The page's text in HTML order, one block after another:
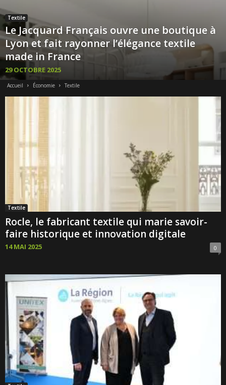
Textile
Le Jacquard Français ouvre une boutique à
Lyon et fait rayonner l’élégance textile
made in France
29 OCTOBRE 2025
Accueil Économie Textile
Textile
Rocle, le fabricant textile qui marie savoir-
faire historique et innovation digitale
14 MAI 2025 0